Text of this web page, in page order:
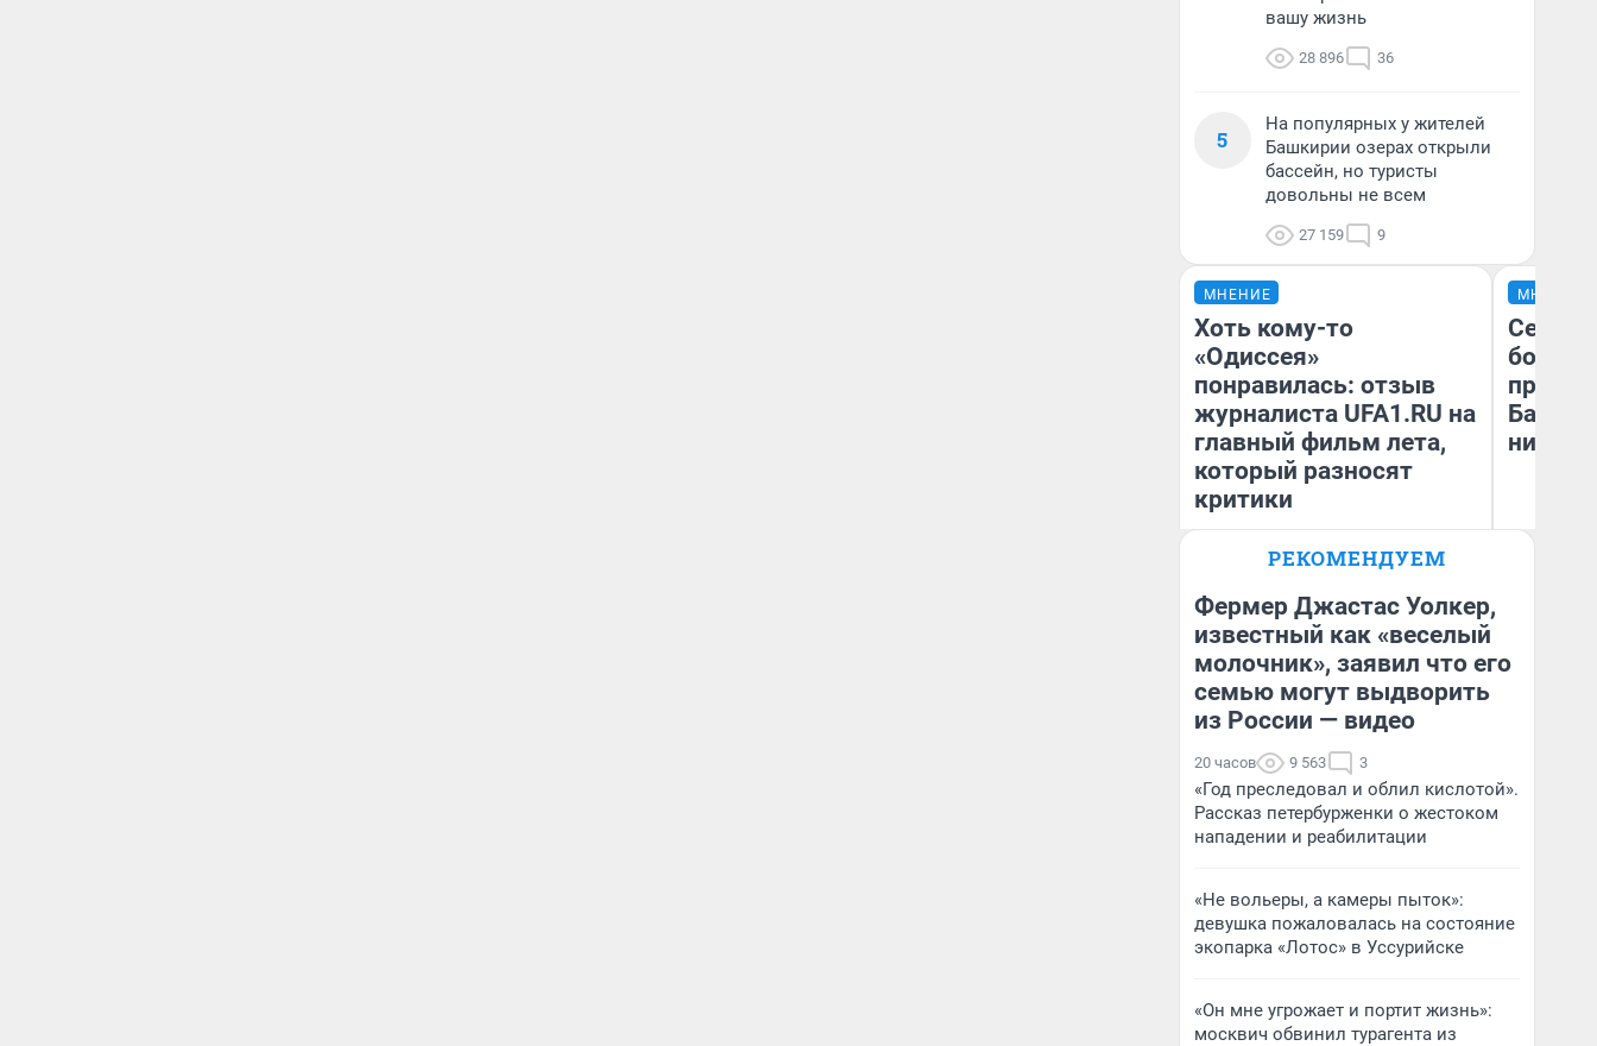
вашу жизнь
28 896 36
5
На популярных у жителей
Башкирии озерах открыли
бассейн, но туристы
довольны не всем
27 159 9
МНЕНИЕ
Хоть кому-то
«Одиссея»
понравилась: отзыв
журналиста UFA1.RU на
главный фильм лета,
который разносят
критики
Антон Селиверстов
МНЕНИЕ
Север
них
РЕКОМЕНДУЕМ
Фермер Джастас Уолкер,
известный как «веселый
молочник», заявил что его
семью могут выдворить
из России — видео
20 часов 9 563 3
«Год преследовал и облил кислотой».
Рассказ петербурженки о жестоком
нападении и реабилитации
«Не вольеры, а камеры пыток»:
девушка пожаловалась на состояние
экопарка «Лотос» в Уссурийске
«Он мне угрожает и портит жизнь»:
москвич обвинил турагента из